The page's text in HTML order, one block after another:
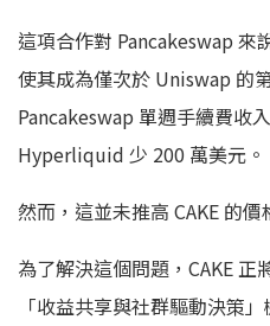
這項合作對 Pancakeswap 來
使其成為僅次於 Uniswap 的
Pancakeswap 單週手續費收
Hyperliquid 少 200 萬美元。
然而，這並未推高 CAKE 的價
為了解決這個問題，CAKE
「收益共享與社群驅動決策